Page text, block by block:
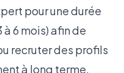
pour une durée
6 mois) afin de
recruter des profils
à long terme.